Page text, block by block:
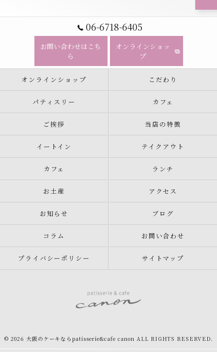
06-6718-6405
お問い合わせはこち
ら
オンラインショッ
プ
オンラインショップ こだわり
パティスリー カフェ
ご挨拶 当店の特徴
イートイン テイクアウト
カフェ ランチ
お土産 アクセス
お知らせ ブログ
コラム お問い合わせ
プライバシーポリシー サイトマップ
© 2026 大阪のケーキならpatisserie&cafe canon ALL RIGHTS RESERVED.